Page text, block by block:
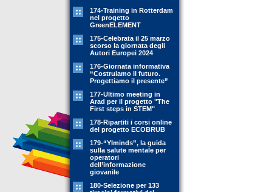
174-Training in Rotterdam
nel progetto
GreenELEMENT
175-Celebrata il 25 marzo
scorso la giornata degli
Autori Europei 2024
176-Giornata informativa
“Costruiamo il futuro.
Progettiamo il presente”
177-Ultimo meeting in
Arad per il progetto "The
First steps in STEM"
178-Ripartiti i corsi online
del progetto ECOBRUB
179-“YIminds”, la guida
sulla salute mentale per
operatori
dell’informazione
giovanile
180-Selezione per 133